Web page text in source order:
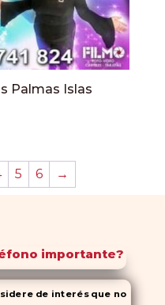
Palmas Islas
5 6 →
importante?
de interés que no